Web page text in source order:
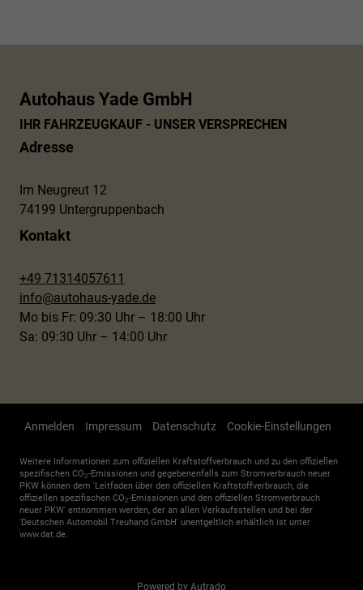
Autohaus Yade GmbH
IHR FAHRZEUGKAUF - UNSER VERSPRECHEN
Adresse
Im Neugreut 12
74199 Untergruppenbach
Kontakt
+49 71314057611
info@autohaus-yade.de
Mo bis Fr: 09:30 Uhr – 18:00 Uhr
Sa: 09:30 Uhr – 14:00 Uhr
Anmelden Impressum Datenschutz Cookie-Einstellungen
Weitere Informationen zum offiziellen Kraftstoffverbrauch und zu den offiziellen
spezifischen CO2-Emissionen und gegebenenfalls zum Stromverbrauch neuer
PKW können dem 'Leitfaden über den offiziellen Kraftstoffverbrauch, die
offiziellen spezifischen CO2-Emissionen und den offiziellen Stromverbrauch
neuer PKW' entnommen werden, der an allen Verkaufsstellen und bei der
'Deutschen Automobil Treuhand GmbH' unentgeltlich erhältlich ist unter
www.dat.de.
Powered by Autrado